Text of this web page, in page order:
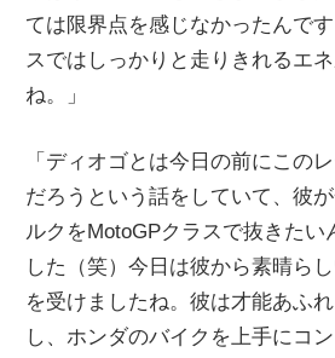
ては限界点を感じなかったんで
スではしっかりと走りきれるエ
ね。」
「ディオゴとは今日の前にこの
だろうという話をしていて、彼
ルクをMotoGPクラスで抜きたい
した（笑）今日は彼から素晴ら
を受けましたね。彼は才能あふ
し、ホンダのバイクを上手にコ